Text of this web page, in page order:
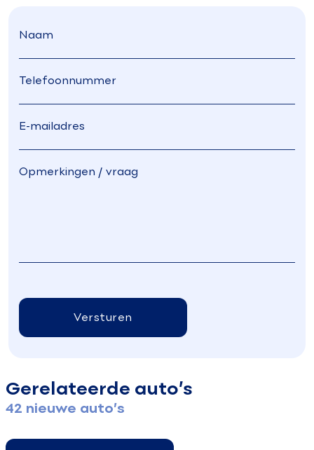
Versturen
Gerelateerde auto’s
42 nieuwe auto’s